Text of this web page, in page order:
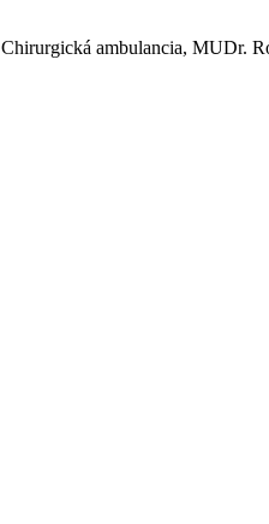
Chirurgická ambulancia, MUDr.